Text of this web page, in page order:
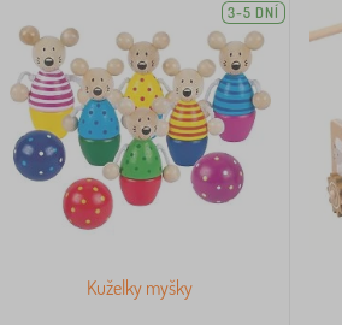
3-5 DNÍ
Kuželky myšky